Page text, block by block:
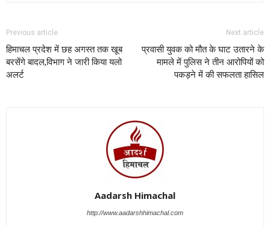
Previous article
हिमाचल प्रदेश में छह अगस्त तक खूब
बरसेंगे बादल,विभाग ने जारी किया यलो
अलर्ट
Next article
प्रवासी युवक को मौत के घाट उतारने के
मामले में पुलिस ने तीन आरोपियों को
पकड़ने में की सफलता हासिल
Aadarsh Himachal
http://www.aadarshhimachal.com